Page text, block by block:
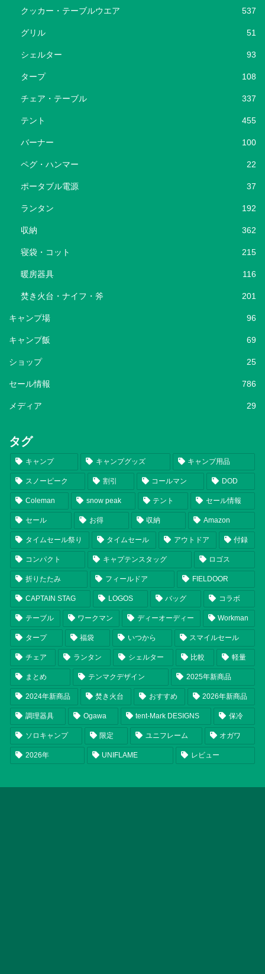
クッカー・テーブルウエア 537
グリル 51
シェルター 93
タープ 108
チェア・テーブル 337
テント 455
バーナー 100
ペグ・ハンマー 22
ポータブル電源 37
ランタン 192
収納 362
寝袋・コット 215
暖房器具 116
焚き火台・ナイフ・斧 201
キャンプ場 96
キャンプ飯 69
ショップ 25
セール情報 786
メディア 29
タグ
キャンプ キャンプグッズ キャンプ用品
スノーピーク 割引 コールマン DOD
Coleman snow peak テント セール情報
セール お得 収納 Amazon
タイムセール祭り タイムセール アウトドア 付録
コンパクト キャプテンスタッグ ロゴス
折りたたみ フィールドア FIELDOOR
CAPTAIN STAG LOGOS バッグ コラボ
テーブル ワークマン ディーオーディー Workman
タープ 福袋 いつから スマイルセール
チェア ランタン シェルター 比較 軽量
まとめ テンマクデザイン 2025年新商品
2024年新商品 焚き火台 おすすめ 2026年新商品
調理器具 Ogawa tent-Mark DESIGNS 保冷
ソロキャンプ 限定 ユニフレーム オガワ
2026年 UNIFLAME レビュー